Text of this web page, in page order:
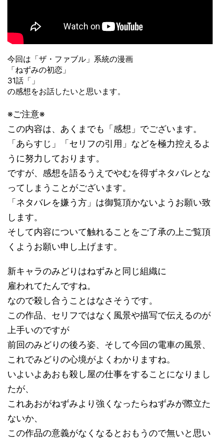
今回は「ザ・ファブル」系統の漫画
「ねずみの初恋」
31話「」
の感想をお話したいと思います。
※ご注意※
この内容は、あくまでも「感想」でございます。
「あらすじ」「セリフの引用」などを極力控えるよ
うに努力しております。
ですが、感想を語るうえでやむを得ずネタバレとな
ってしまうことがございます。
「ネタバレを嫌う方」は御覧頂かないようお願い致
します。
そして内容について触れることをご了承の上ご覧頂
くようお願い申し上げます。
新キャラのみどりはねずみと同じ組織に
雇われてたんですね。
なので殺し合うことはなさそうです。
この作品、セリフではなく風景や描写で伝えるのが
上手いのですが
前回のみどりの後ろ姿、そして今回の電車の風景、
これでみどりの心境がよくわかりますね。
いよいよあおも殺し屋の仕事をすることになりまし
たが、
これあおがねずみより強くなったらねずみが際立た
ないか、
この作品の意義がなくなるとおもうので無いと思い